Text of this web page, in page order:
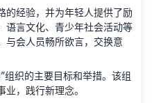
的经验，并为年轻人提供了励
语言文化、青少年社会活动等
与会人员畅所欲言，交换意
组织的主要目标和举措。该组
，践行新理念。